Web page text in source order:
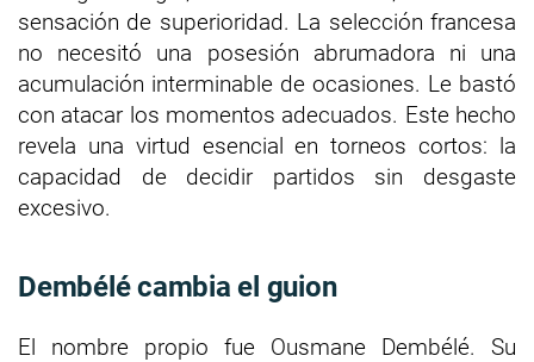
sensación de superioridad. La selección francesa
no necesitó una posesión abrumadora ni una
acumulación interminable de ocasiones. Le bastó
con atacar los momentos adecuados. Este hecho
revela una virtud esencial en torneos cortos: la
capacidad de decidir partidos sin desgaste
excesivo.
Dembélé cambia el guion
El nombre propio fue Ousmane Dembélé. Su